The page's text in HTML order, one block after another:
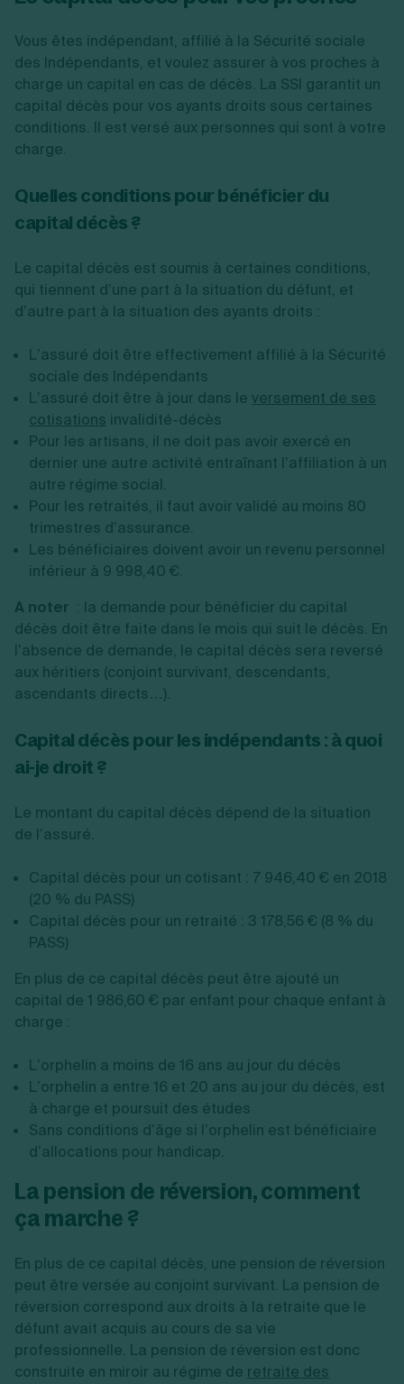
Création d'entreprise
Vous êtes indépendant, affilié à la Sécurité sociale
des Indépendants, et voulez assurer à vos proches à
charge un capital en cas de décès. La SSI garantit un
capital décès pour vos ayants droits sous certaines
conditions. Il est versé aux personnes qui sont à votre
charge.
Quelles conditions pour bénéficier du
capital décès ?
Le capital décès est soumis à certaines conditions,
qui tiennent d’une part à la situation du défunt, et
d’autre part à la situation des ayants droits :
L’assuré doit être effectivement affilié à la Sécurité
sociale des Indépendants
L’assuré doit être à jour dans le versement de ses
cotisations invalidité-décès
Pour les artisans, il ne doit pas avoir exercé en
dernier une autre activité entraînant l’affiliation à un
autre régime social.
Pour les retraités, il faut avoir validé au moins 80
trimestres d’assurance.
Les bénéficiaires doivent avoir un revenu personnel
inférieur à 9 998,40 €.
A noter : la demande pour bénéficier du capital
décès doit être faite dans le mois qui suit le décès. En
l’absence de demande, le capital décès sera reversé
aux héritiers (conjoint survivant, descendants,
ascendants directs…).
Capital décès pour les indépendants : à quoi
ai-je droit ?
Le montant du capital décès dépend de la situation
de l’assuré.
Capital décès pour un cotisant : 7 946,40 € en 2018
(20 % du PASS)
Capital décès pour un retraité : 3 178,56 € (8 % du
PASS)
En plus de ce capital décès peut être ajouté un
capital de 1 986,60 € par enfant pour chaque enfant à
charge :
L’orphelin a moins de 16 ans au jour du décès
L’orphelin a entre 16 et 20 ans au jour du décès, est
à charge et poursuit des études
Sans conditions d’âge si l’orphelin est bénéficiaire
d’allocations pour handicap.
La pension de réversion, comment
ça marche ?
En plus de ce capital décès, une pension de réversion
peut être versée au conjoint survivant. La pension de
réversion correspond aux droits à la retraite que le
défunt avait acquis au cours de sa vie
professionnelle. La pension de réversion est donc
construite en miroir au régime de retraite des